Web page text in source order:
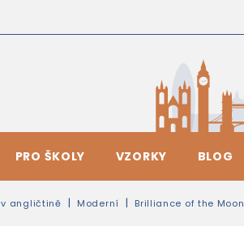
PRO ŠKOLY VZORKY BLOG
v angličtině Moderní Brilliance of the Moon